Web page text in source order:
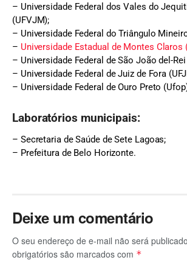
– Universidade Federal dos Vales do
(UFVJM);
– Universidade Federal do Triângulo
– Universidade Estadual de Montes Claros
– Universidade Federal de São João del-Rei
– Universidade Federal de Juiz de Fora
– Universidade Federal de Ouro Preto
Laboratórios municipais:
– Secretaria de Saúde de Sete Lagoas;
– Prefeitura de Belo Horizonte.
Deixe um comentário
O seu endereço de e-mail não será
obrigatórios são marcados com *